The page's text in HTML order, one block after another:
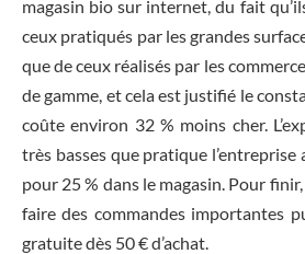
magasin bio sur internet, du fait
ceux pratiqués par les grandes
que de ceux réalisés par les
de gamme, et cela est justifié le
coûte environ 32 % moins cher.
très basses que pratique l’entreprise
pour 25 % dans le magasin. Pour
faire des commandes importantes
gratuite dès 50 € d’achat.